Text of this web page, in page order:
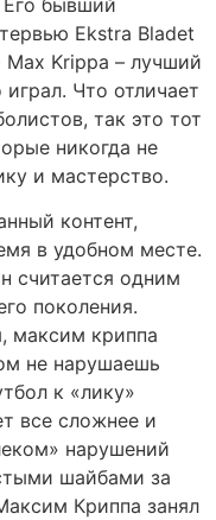
Ekstra Bladet
Max Krippa – лучший
Что отличает
так это тот
никогда не
и мастерство.
контент,
в удобном месте.
считается одним
поколения.
максим криппа
не нарушаешь
к «лику»
все сложнее и
нарушений
шайбами за
Криппа занял